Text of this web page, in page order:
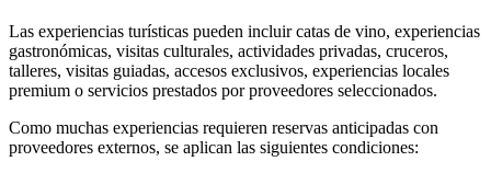
Las experiencias turísticas pueden incluir catas de vino, experiencias
gastronómicas, visitas culturales, actividades privadas, cruceros,
talleres, visitas guiadas, accesos exclusivos, experiencias locales
premium o servicios prestados por proveedores seleccionados.
Como muchas experiencias requieren reservas anticipadas con
proveedores externos, se aplican las siguientes condiciones: